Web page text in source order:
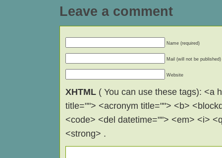
Leave a comment
Name (required)
Mail (will not be published)
Website
XHTML ( You can use these tags): <a
title=""> <acronym title=""> <b>
<code> <del datetime=""> <em> <i>
<strong> .